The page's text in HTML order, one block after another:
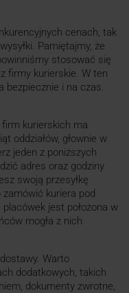
cenach, tak
Pamiętajmy, że
stosować się
firmy kurierskie. W ten
bezpiecznie i na czas.
kurierskich ma
oddziałów, głownie w
jeden z poniższych
adres oraz godziny
swoją przesyłkę
kuriera pod
jest położona w
mogła z nich
Warto
dodatkowych, takich
dokumenty zwrotne,